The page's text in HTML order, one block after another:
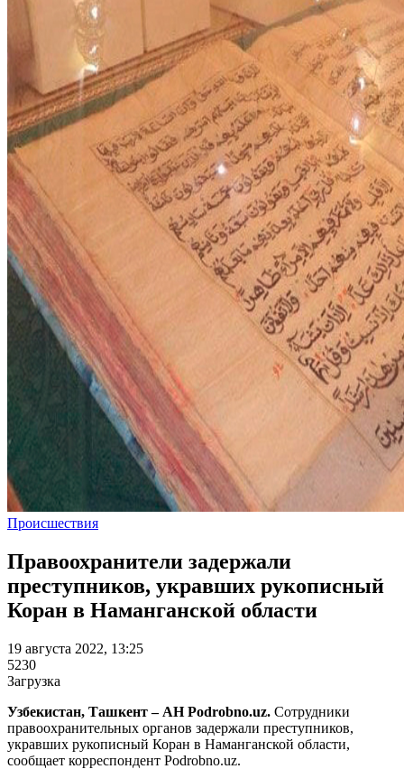
Происшествия
Правоохранители задержали
преступников, укравших рукописный
Коран в Наманганской области
19 августа 2022, 13:25
5230
Загрузка
Узбекистан, Ташкент – АН Podrobno.uz. Сотрудники
правоохранительных органов задержали преступников,
укравших рукописный Коран в Наманганской области,
сообщает корреспондент Podrobno.uz.